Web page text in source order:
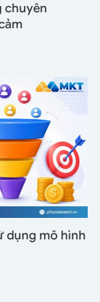
chuyên
dụng mô hình